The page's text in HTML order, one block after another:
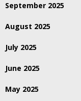
September 2025
August 2025
July 2025
June 2025
May 2025